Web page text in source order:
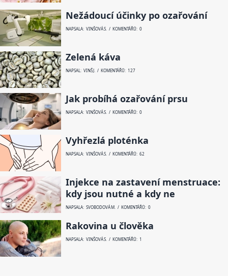
Nežádoucí účinky po ozařování
NAPSALA: VINŠOVÁ S. / KOMENTÁŘŮ: 0
Zelená káva
NAPSAL: VINŠ J. / KOMENTÁŘŮ: 127
Jak probíhá ozařování prsu
NAPSALA: VINŠOVÁ S. / KOMENTÁŘŮ: 0
Vyhřezlá ploténka
NAPSALA: VINŠOVÁ S. / KOMENTÁŘŮ: 62
Injekce na zastavení menstruace:
kdy jsou nutné a kdy ne
NAPSALA: SVOBODOVÁ M. / KOMENTÁŘŮ: 0
Rakovina u člověka
NAPSALA: VINŠOVÁ S. / KOMENTÁŘŮ: 1